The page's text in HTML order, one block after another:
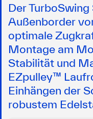
Der
Außenborder
optimale
Montage am
Stabilität und
EZpulley™
Einhängen der
robustem